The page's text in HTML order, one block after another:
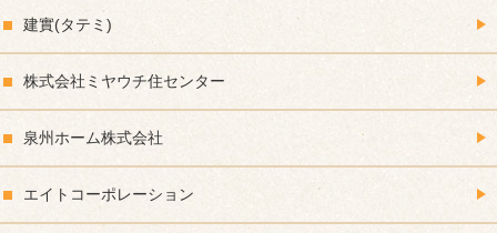
建實(タテミ)
株式会社ミヤウチ住センター
泉州ホーム株式会社
エイトコーポレーション